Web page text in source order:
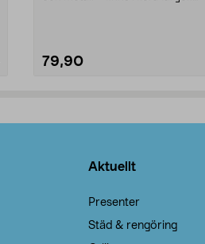
79,90
Aktuellt
Presenter
Städ & rengöring